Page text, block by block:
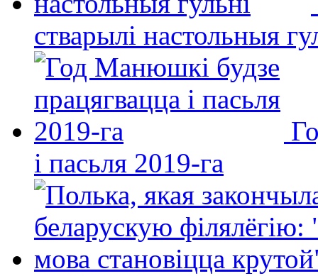
стварылі настольныя
і пасьля 2019-га